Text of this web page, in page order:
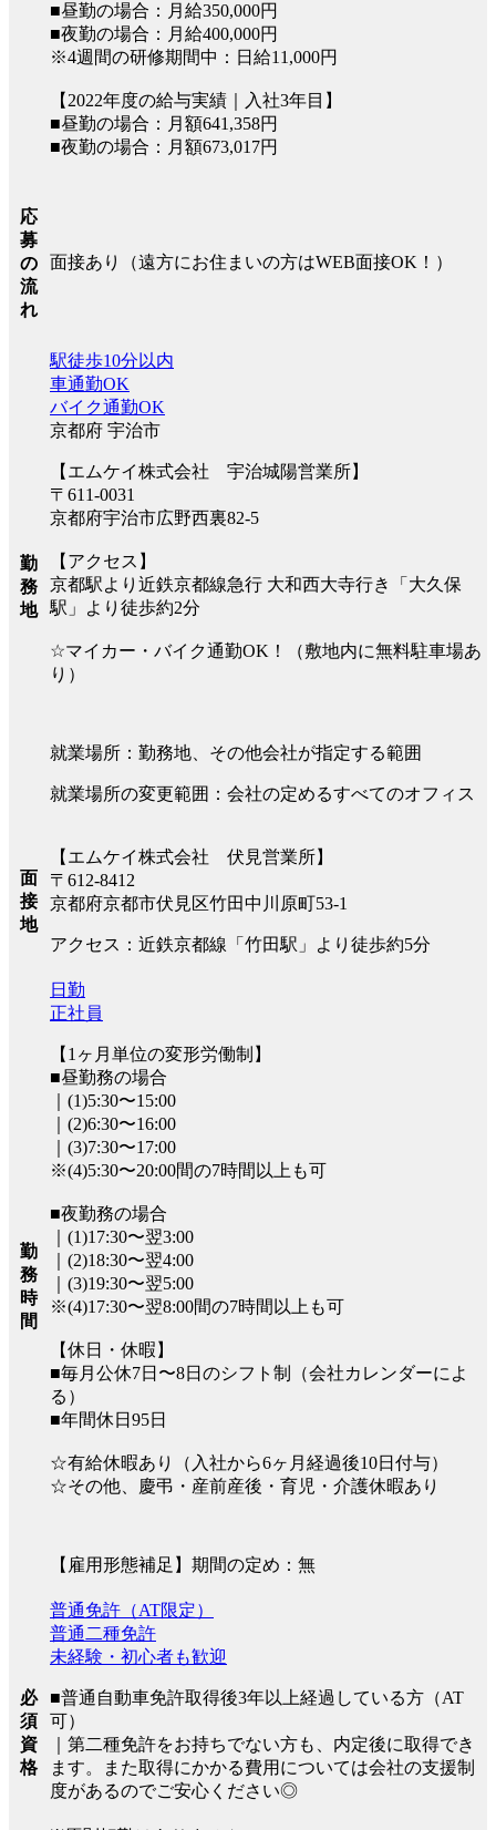
■昼勤の場合：月給350,000円
■夜勤の場合：月給400,000円
※4週間の研修期間中：日給11,000円
【2022年度の給与実績｜入社3年目】
■昼勤の場合：月額641,358円
■夜勤の場合：月額673,017円
応
募
の
流
れ
面接あり（遠方にお住まいの方はWEB面接OK！）
勤
務
地
駅徒歩10分以内
車通勤OK
バイク通勤OK
京都府 宇治市
【エムケイ株式会社 宇治城陽営業所】
〒611-0031
京都府宇治市広野西裏82-5
【アクセス】
京都駅より近鉄京都線急行 大和西大寺行き「大久保
駅」より徒歩約2分
☆マイカー・バイク通勤OK！（敷地内に無料駐車場あ
り）
就業場所：勤務地、その他会社が指定する範囲
就業場所の変更範囲：会社の定めるすべてのオフィス
面
接
地
【エムケイ株式会社 伏見営業所】
〒612-8412
京都府京都市伏見区竹田中川原町53-1
アクセス：近鉄京都線「竹田駅」より徒歩約5分
勤
務
時
間
日勤
正社員
【1ヶ月単位の変形労働制】
■昼勤務の場合
｜(1)5:30〜15:00
｜(2)6:30〜16:00
｜(3)7:30〜17:00
※(4)5:30〜20:00間の7時間以上も可
■夜勤務の場合
｜(1)17:30〜翌3:00
｜(2)18:30〜翌4:00
｜(3)19:30〜翌5:00
※(4)17:30〜翌8:00間の7時間以上も可
【休日・休暇】
■毎月公休7日〜8日のシフト制（会社カレンダーによ
る）
■年間休日95日
☆有給休暇あり（入社から6ヶ月経過後10日付与）
☆その他、慶弔・産前産後・育児・介護休暇あり
【雇用形態補足】期間の定め：無
必
須
資
格
普通免許（AT限定）
普通二種免許
未経験・初心者も歓迎
■普通自動車免許取得後3年以上経過している方（AT
可）
｜第二種免許をお持ちでない方も、内定後に取得でき
ます。また取得にかかる費用については会社の支援制
度があるのでご安心ください◎